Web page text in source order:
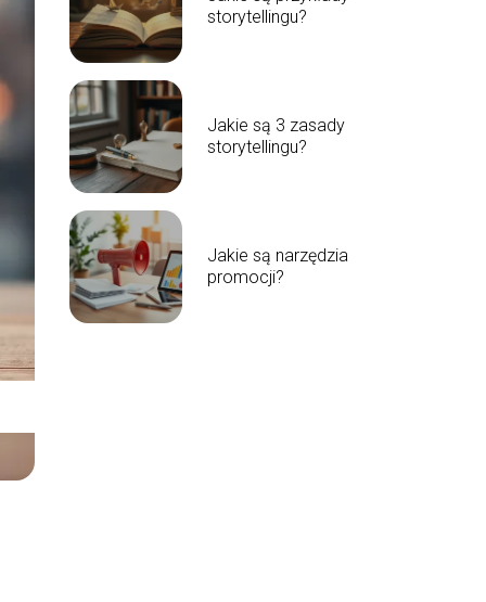
storytellingu?
Jakie są 3 zasady
storytellingu?
Jakie są narzędzia
promocji?